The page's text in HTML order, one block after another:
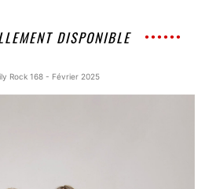
DISPONIBLE
Rock 168 - Février 2025